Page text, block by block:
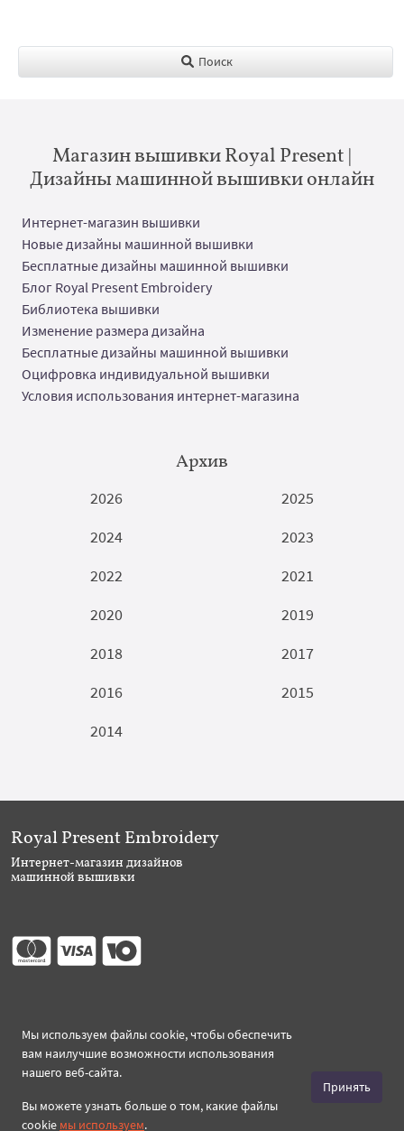
Поиск
Магазин вышивки Royal Present |
Дизайны машинной вышивки онлайн
Интернет-магазин вышивки
Новые дизайны машинной вышивки
Бесплатные дизайны машинной вышивки
Блог Royal Present Embroidery
Библиотека вышивки
Изменение размера дизайна
Бесплатные дизайны машинной вышивки
Оцифровка индивидуальной вышивки
Условия использования интернет-магазина
Архив
2026
2025
2024
2023
2022
2021
2020
2019
2018
2017
2016
2015
2014
Мы используем файлы cookie, чтобы обеспечить
вам наилучшие возможности использования
нашего веб-сайта.
Вы можете узнать больше о том, какие файлы
cookie мы используем.
Принять
Royal Present Embroidery
Интернет-магазин дизайнов
машинной вышивки
Создано 2026 Royal-Present.ru ©